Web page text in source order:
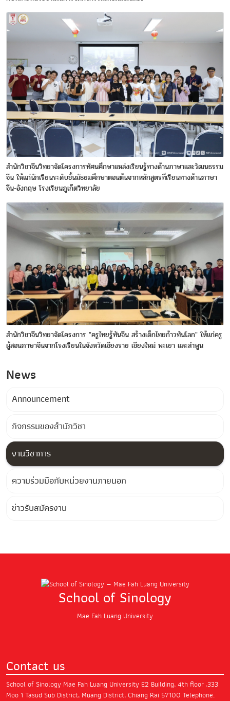
สำนักวิชาจีนวิทยาจัดโครงการทัศนศึกษาแหล่งเรียนรู้ทางด้านภาษาและวัฒนธรรม
จีน ให้แก่นักเรียนระดับชั้นมัธยมศึกษาตอนต้นจากหลักสูตรที่เรียนทางด้านภาษา
จีน-อังกฤษ โรงเรียนภูเก็ตวิทยาลัย
สำนักวิชาจีนวิทยาจัดโครงการ "ครูไทยรู้ทันจีน สร้างเด็กไทยก้าวทันโลก" ให้แก่ครู
ผู้สอนภาษาจีนจากโรงเรียนในจังหวัดเชียงราย เชียงใหม่ พะเยา และลำพูน
News
Announcement
กิจกรรมของสำนักวิชา
งานวิชาการ
ความร่วมมือกับหน่วยงานภายนอก
ข่าวรับสมัครงาน
School of Sinology
Mae Fah Luang University
Contact us
School of Sinology Mae Fah Luang University E2 Building, 4th floor ,333
Moo 1 Tasud Sub District, Muang District, Chiang Rai 57100 Telephone.